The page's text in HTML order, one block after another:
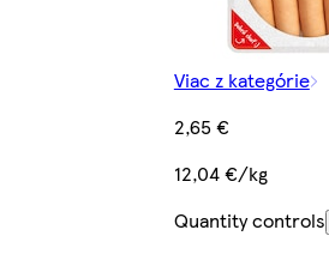
Viac z kategórie
2,65 €
12,04 €/kg
Quantity controls